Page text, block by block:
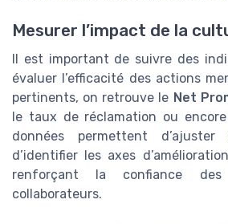
Mesurer l’impact de la
Il est important de suivre des
évaluer l’efficacité des actions
pertinents, on retrouve le Net
le taux de réclamation ou
données permettent
d’identifier les axes
renforçant la confiance
collaborateurs.